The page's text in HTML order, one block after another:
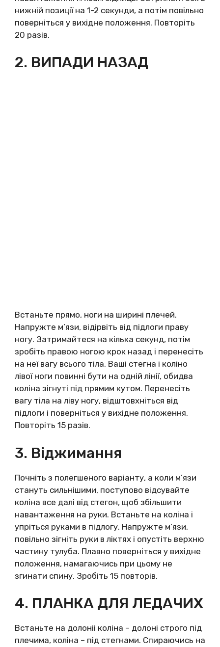
нижній позиції на 1-2 секунди, а потім повільно
поверніться у вихідне положення. Повторіть
20 разів.
2. ВИПАДИ НАЗАД
Встаньте прямо, ноги на ширині плечей.
Напружте м’язи, відірвіть від підлоги праву
ногу. Затримайтеся на кілька секунд, потім
зробіть правою ногою крок назад і перенесіть
на неї вагу всього тіла. Ваші стегна і коліно
лівої ноги повинні бути на одній лінії, обидва
коліна зігнуті під прямим кутом. Перенесіть
вагу тіла на ліву ногу, відштовхніться від
підлоги і поверніться у вихідне положення.
Повторіть 15 разів.
3. Віджимання
Почніть з полегшеного варіанту, а коли м’язи
стануть сильнішими, поступово відсувайте
коліна все далі від стегон, щоб збільшити
навантаження на руки. Встаньте на коліна і
упріться руками в підлогу. Напружте м’язи,
повільно зігніть руки в ліктях і опустіть верхню
частину тулуба. Плавно поверніться у вихідне
положення, намагаючись при цьому не
згинати спину. Зробіть 15 повторів.
4. ПЛАНКА ДЛЯ ЛЕДАЧИХ
Встаньте на долоніі коліна – долоні строго під
плечима, коліна – під стегнами. Спираючись на